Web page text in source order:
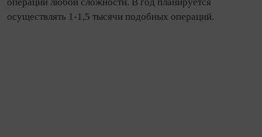
осуществлять 1-1,5 тысячи подобных операций.